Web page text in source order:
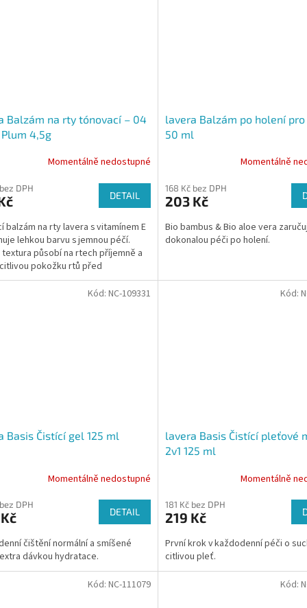
Balzám na rty tónovací – 04
4,5g
Momentálně nedostupné
DPH
DETAIL
balzám na rty lavera s vitamínem E
lehkou barvu s jemnou péčí.
působí na rtech příjemně a
pokožku rtů před
lavera Balzám po holení
50 ml
Momentálně
168 Kč bez DPH
203 Kč
Bio bambus & Bio aloe vera
dokonalou péči po holení.
Basis Čistící gel 125 ml
Momentálně nedostupné
DPH
DETAIL
čištění normální a smíšené
dávkou hydratace.
Kód: NC-109331
lavera Basis Čistící pleťové
2v1 125 ml
Momentálně
181 Kč bez DPH
219 Kč
První krok v každodenní péči o
citlivou pleť.
Kód:
Kód: NC-111079 Kód: